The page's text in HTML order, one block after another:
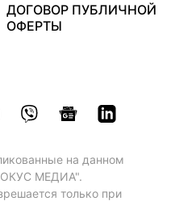
ДОГОВОР ПУБЛИЧНОЙ
ОФЕРТЫ
на данном
МЕДИА".
только при